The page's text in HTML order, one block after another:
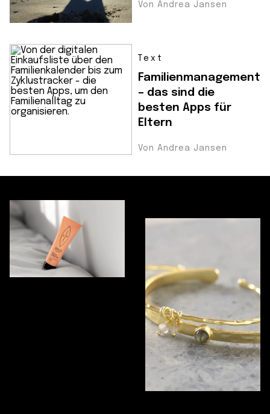
Von Andrea Jansen
Text
Familienmanagement
– das sind die
besten Apps für
Eltern
Von Andrea Jansen